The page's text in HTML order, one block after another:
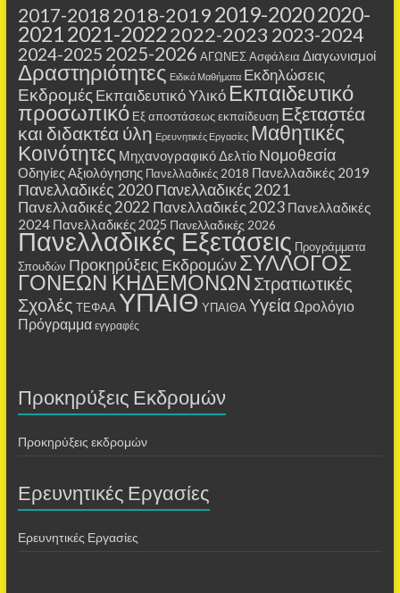
2017-2018 2018-20192019-20202020-
20212021-20222022-2023 2023-2024
2024-2025 2025-2026 ΑΓΩΝΕΣ Ασφάλεια Διαγωνισμοί
Δραστηριότητες Ειδικά Μαθήματα Εκδηλώσεις
Εκδρομές Εκπαιδευτικό Υλικό Εκπαιδευτικό
προσωπικό Εξ αποστάσεως εκπαίδευση Εξεταστέα
και διδακτέα ύλη Ερευνητικές Εργασίες Μαθητικές
Κοινότητες Μηχανογραφικό Δελτίο Νομοθεσία
Οδηγίες Αξιολόγησης Πανελλαδικές 2018 Πανελλαδικές 2019
Πανελλαδικές 2020 Πανελλαδικές 2021
Πανελλαδικές 2022 Πανελλαδικές 2023 Πανελλαδικές
2024 Πανελλαδικές 2025 Πανελλαδικές 2026
Πανελλαδικές Εξετάσεις Προγράμματα
Σπουδών Προκηρύξεις ΕκδρομώνΣΥΛΛΟΓΟΣ
ΓΟΝΕΩΝ ΚΗΔΕΜΟΝΩΝ Στρατιωτικές
Σχολές ΤΕΦΑΑ ΥΠΑΙΘ ΥΠΑΙΘΑ Υγεία Ωρολόγιο
Πρόγραμμα εγγραφές
Προκηρύξεις Εκδρομών
Προκηρύξεις εκδρομών
Ερευνητικές Εργασίες
Ερευνητικές Εργασίες